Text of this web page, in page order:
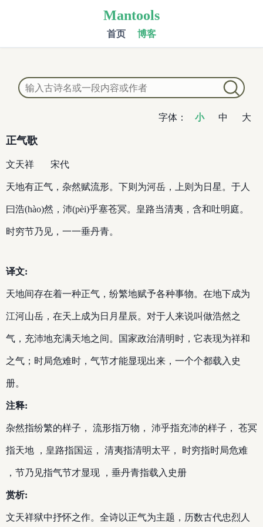
Mantools
首页 博客
字体： 小 中 大
正气歌
文天祥 宋代
天地有正气，杂然赋流形。下则为河岳，上则为日星。于人
曰浩(hào)然，沛(pèi)乎塞苍冥。皇路当清夷，含和吐明庭。
时穷节乃见，一一垂丹青。
译文:
天地间存在着一种正气，纷繁地赋予各种事物。在地下成为
江河山岳，在天上成为日月星辰。对于人来说叫做浩然之
气，充沛地充满天地之间。国家政治清明时，它表现为祥和
之气；时局危难时，气节才能显现出来，一个个都载入史
册。
注释:
杂然指纷繁的样子， 流形指万物， 沛乎指充沛的样子， 苍冥
指天地 ，皇路指国运， 清夷指清明太平， 时穷指时局危难
，节乃见指气节才显现 ，垂丹青指载入史册
赏析:
文天祥狱中抒怀之作。全诗以正气为主题，历数古代忠烈人